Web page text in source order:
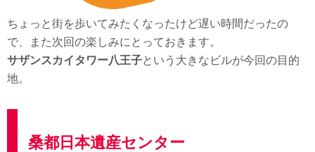
ちょっと街を歩いてみたくなったけど遅い時間だったの
で、また次回の楽しみにとっておきます。
サザンスカイタワー八王子という大きなビルが今回の目的
地。
桑都日本遺産センター